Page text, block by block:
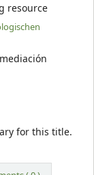
resource
for this title.